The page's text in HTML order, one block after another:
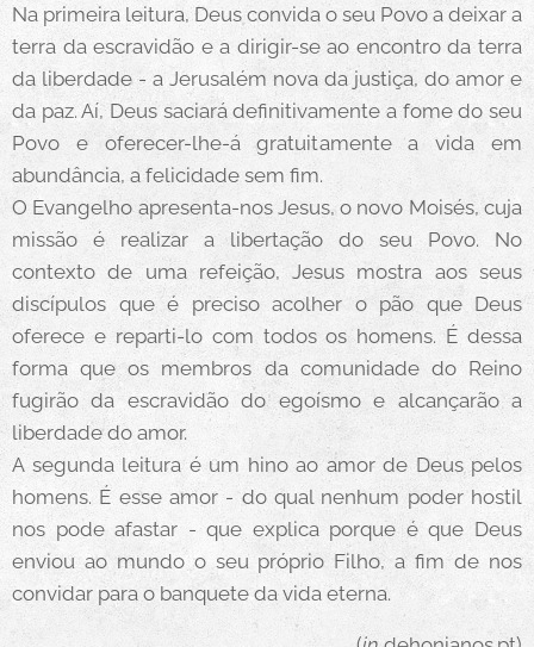
Na primeira leitura, Deus convida o seu Povo a deixar a
terra da escravidão e a dirigir-se ao encontro da terra
da liberdade - a Jerusalém nova da justiça, do amor e
da paz. Aí, Deus saciará definitivamente a fome do seu
Povo e oferecer-lhe-á gratuitamente a vida em
abundância, a felicidade sem fim.
O Evangelho apresenta-nos Jesus, o novo Moisés, cuja
missão é realizar a libertação do seu Povo. No
contexto de uma refeição, Jesus mostra aos seus
discípulos que é preciso acolher o pão que Deus
oferece e reparti-lo com todos os homens. É dessa
forma que os membros da comunidade do Reino
fugirão da escravidão do egoísmo e alcançarão a
liberdade do amor.
A segunda leitura é um hino ao amor de Deus pelos
homens. É esse amor - do qual nenhum poder hostil
nos pode afastar - que explica porque é que Deus
enviou ao mundo o seu próprio Filho, a fim de nos
convidar para o banquete da vida eterna.